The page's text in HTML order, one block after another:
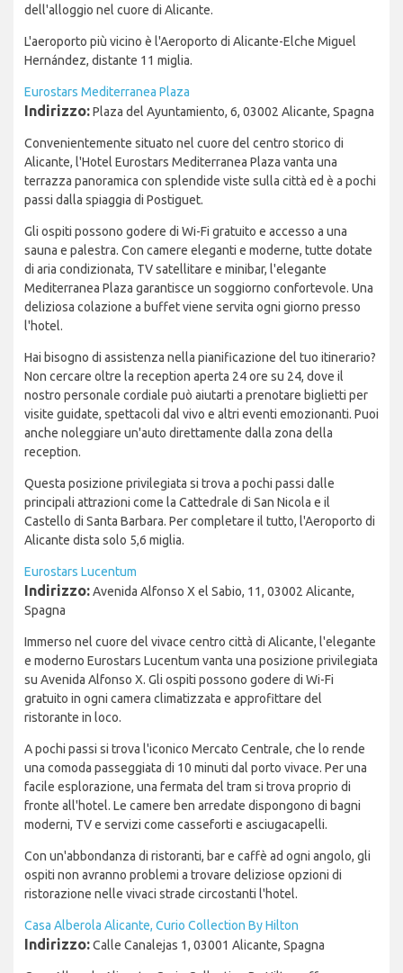
dell'alloggio nel cuore di Alicante.
L'aeroporto più vicino è l'Aeroporto di Alicante-Elche Miguel
Hernández, distante 11 miglia.
Eurostars Mediterranea Plaza
Indirizzo:Plaza del Ayuntamiento, 6, 03002 Alicante, Spagna
Convenientemente situato nel cuore del centro storico di
Alicante, l'Hotel Eurostars Mediterranea Plaza vanta una
terrazza panoramica con splendide viste sulla città ed è a pochi
passi dalla spiaggia di Postiguet.
Gli ospiti possono godere di Wi-Fi gratuito e accesso a una
sauna e palestra. Con camere eleganti e moderne, tutte dotate
di aria condizionata, TV satellitare e minibar, l'elegante
Mediterranea Plaza garantisce un soggiorno confortevole. Una
deliziosa colazione a buffet viene servita ogni giorno presso
l'hotel.
Hai bisogno di assistenza nella pianificazione del tuo itinerario?
Non cercare oltre la reception aperta 24 ore su 24, dove il
nostro personale cordiale può aiutarti a prenotare biglietti per
visite guidate, spettacoli dal vivo e altri eventi emozionanti. Puoi
anche noleggiare un'auto direttamente dalla zona della
reception.
Questa posizione privilegiata si trova a pochi passi dalle
principali attrazioni come la Cattedrale di San Nicola e il
Castello di Santa Barbara. Per completare il tutto, l'Aeroporto di
Alicante dista solo 5,6 miglia.
Eurostars Lucentum
Indirizzo:Avenida Alfonso X el Sabio, 11, 03002 Alicante,
Spagna
Immerso nel cuore del vivace centro città di Alicante, l'elegante
e moderno Eurostars Lucentum vanta una posizione privilegiata
su Avenida Alfonso X. Gli ospiti possono godere di Wi-Fi
gratuito in ogni camera climatizzata e approfittare del
ristorante in loco.
A pochi passi si trova l'iconico Mercato Centrale, che lo rende
una comoda passeggiata di 10 minuti dal porto vivace. Per una
facile esplorazione, una fermata del tram si trova proprio di
fronte all'hotel. Le camere ben arredate dispongono di bagni
moderni, TV e servizi come casseforti e asciugacapelli.
Con un'abbondanza di ristoranti, bar e caffè ad ogni angolo, gli
ospiti non avranno problemi a trovare deliziose opzioni di
ristorazione nelle vivaci strade circostanti l'hotel.
Casa Alberola Alicante, Curio Collection By Hilton
Indirizzo:Calle Canalejas 1, 03001 Alicante, Spagna